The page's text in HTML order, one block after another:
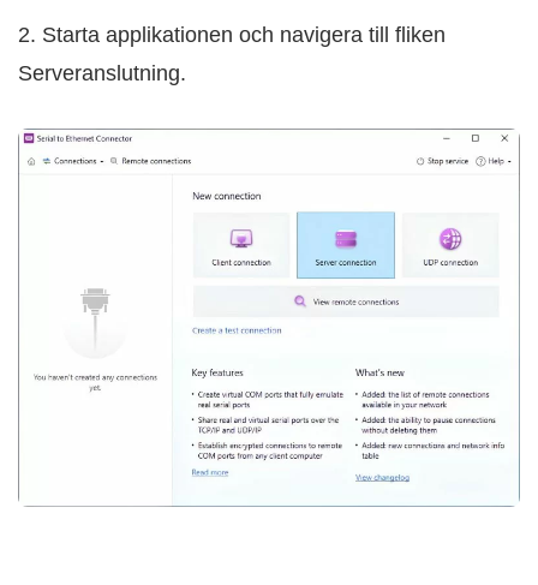
2. Starta applikationen och navigera till fliken
Serveranslutning.